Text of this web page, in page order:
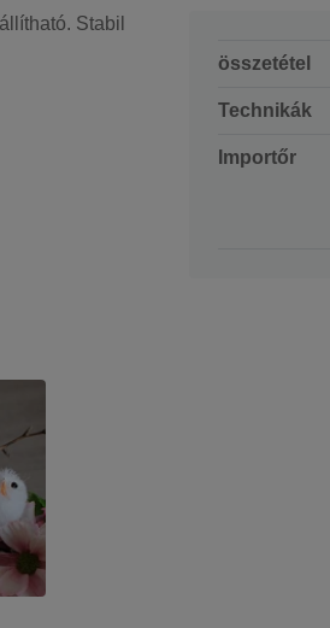
Stabil
összetétel
Technikák
Importőr